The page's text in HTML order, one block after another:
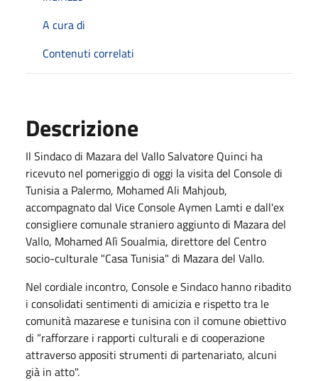
A cura di
Contenuti correlati
Descrizione
Il Sindaco di Mazara del Vallo Salvatore Quinci ha
ricevuto nel pomeriggio di oggi la visita del Console di
Tunisia a Palermo, Mohamed Ali Mahjoub,
accompagnato dal Vice Console Aymen Lamti e dall'ex
consigliere comunale straniero aggiunto di Mazara del
Vallo, Mohamed Alì Soualmia, direttore del Centro
socio-culturale "Casa Tunisia" di Mazara del Vallo.
Nel cordiale incontro, Console e Sindaco hanno ribadito
i consolidati sentimenti di amicizia e rispetto tra le
comunità mazarese e tunisina con il comune obiettivo
di “rafforzare i rapporti culturali e di cooperazione
attraverso appositi strumenti di partenariato, alcuni
già in atto".